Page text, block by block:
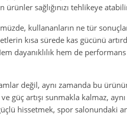
sağlığınızı tehlikeye
kullananların ne tür
kısa sürede kas gücünü
dayanıklılık hem de
değil, aynı zamanda bu
güç artışı sunmakla kalmaz,
hissetmek, spor salonundaki